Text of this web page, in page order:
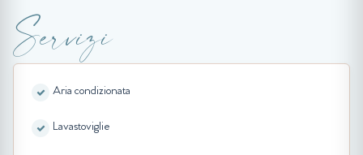
Servizi
Aria condizionata
Lavastoviglie